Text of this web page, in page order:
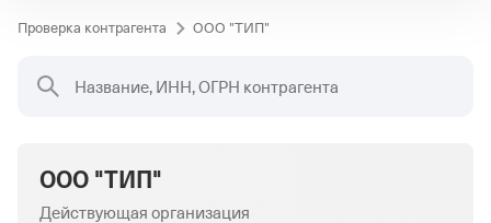
Проверка контрагента ООО "ТИП"
Название, ИНН, ОГРН контрагента
ООО "ТИП"
Действующая организация